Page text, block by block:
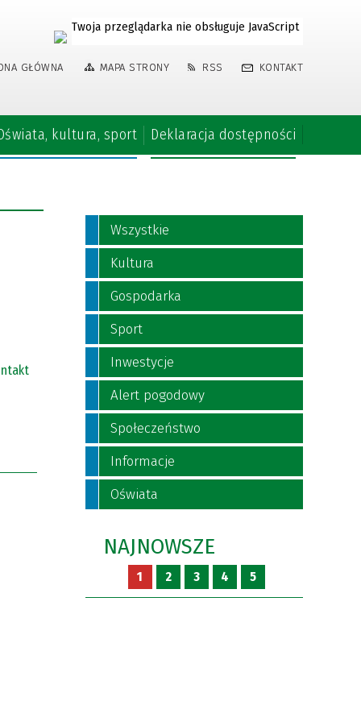
Twoja przeglądarka nie obsługuje JavaScript
GŁÓWNA MAPA STRONY RSS KONTAKT
kultura, sport Deklaracja dostępności
Wszystkie
Kultura
Gospodarka
Sport
Inwestycje
Alert pogodowy
Społeczeństwo
Informacje
Oświata
NAJNOWSZE
1 2 3 4 5